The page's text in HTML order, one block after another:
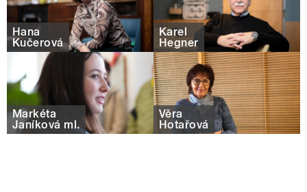
Hana
Kučerová
Karel
Hegner
Markéta
Janíková ml.
Věra
Hotařová